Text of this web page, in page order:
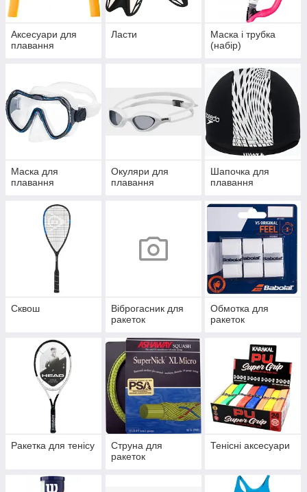
Аксесуари для
плавання
Ласти
Маска і трубка
(набір)
Маска для
плавання
Окуляри для
плавання
Шапочка для
плавання
Сквош
Віброгасник для
ракеток
Обмотка для
ракеток
Ракетка для тенісу
Струна для
ракеток
Тенісні аксесуари